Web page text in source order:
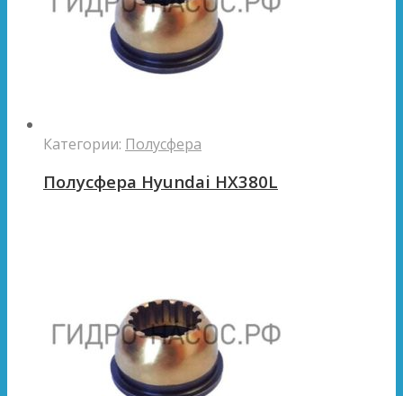
Категории: Полусфера
Полусфера Hyundai HX380L